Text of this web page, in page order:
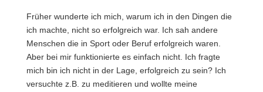
Früher wunderte ich mich, warum ich in den Dingen die
ich machte, nicht so erfolgreich war. Ich sah andere
Menschen die in Sport oder Beruf erfolgreich waren.
Aber bei mir funktionierte es einfach nicht. Ich fragte
mich bin ich nicht in der Lage, erfolgreich zu sein? Ich
versuchte z.B. zu meditieren und wollte meine